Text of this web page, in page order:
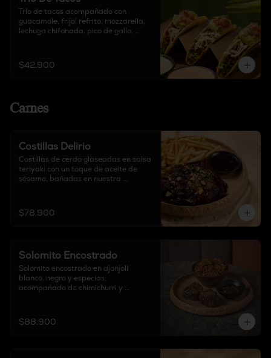
Trío de tacos acompañado con
guacamole, frijol refrito, mozzarella,
lechuga chifonada, pico de gallo,
$42.900
Carnes
Costillas Delirio
Costillas de cerdo glaseadas en salsa
teriyaki con un toque de aceite de
sésamo, bañadas en nuestra
almendras crocantes, acompañadas
de guarnición de elección.
$78.900
Solomito Encostrado
Solomito encostrado en ajonjolí
blanco, negro y especias,
acompañado de chimichurri y
$88.900